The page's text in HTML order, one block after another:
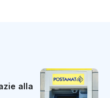
alla